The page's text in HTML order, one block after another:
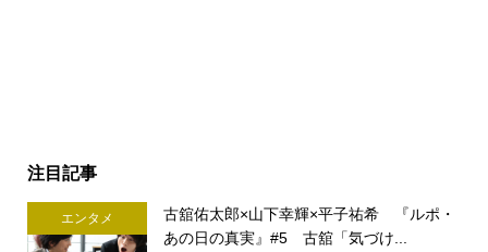
注目記事
エンタメ
古舘佑太郎×山下幸輝×平子祐希 『ルポ・
あの日の真実』#5 古舘「気づけ...